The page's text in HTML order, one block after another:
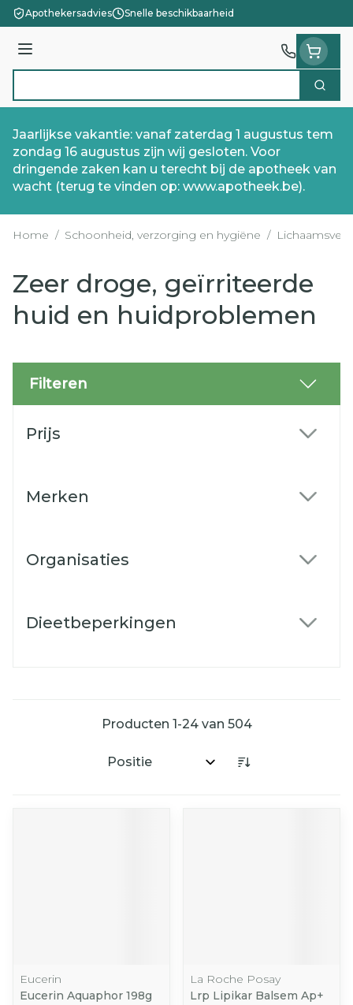
Ga naar de inhoud
Apothekersadvies Snelle beschikbaarheid
Menu
Zoek
Jaarlijkse vakantie: vanaf zaterdag 1 augustus tem
zondag 16 augustus zijn wij gesloten. Voor
dringende zaken kan u terecht bij de apotheek van
wacht (terug te vinden op: www.apotheek.be).
Home / Schoonheid, verzorging en hygiëne /
Zeer droge, geïrriteerde
huid en huidproblemen
Filteren
Prijs
Merken
Organisaties
Dieetbeperkingen
Producten 1-24van 504
Sorteer op:
Eucerin
Eucerin Aquaphor 198g
La Roche Posay
Lrp Lipikar Balsem Ap+